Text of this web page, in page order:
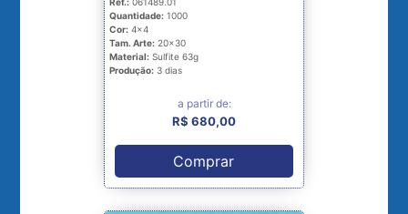
Quantidade: 1000
Cor: 4x4
Tam. Arte: 20x30
Material: Sulfite 63g
Produção: 3 dias
a partir de:
R$ 680,00
Comprar